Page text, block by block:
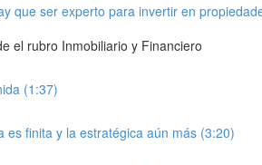
que ser experto para invertir en
el rubro Inmobiliario y Financiero
(1:37)
es finita y la estratégica aún más (3:20)